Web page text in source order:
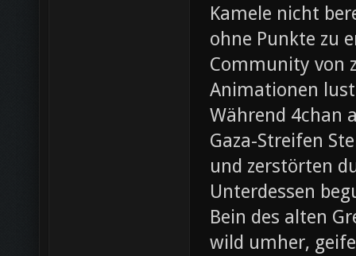
Kamele nicht
ohne Punkte zu
Community von
Animationen
Während 4chan
Gaza-Streifen
und zerstörten
Unterdessen
Bein des alten
wild umher,